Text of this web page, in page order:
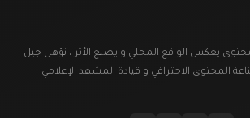
الواقع المحلي و يصنع الأثر ، نؤهل جيل
المحتوى الاحترافي و قيادة المشهد الإعلامي